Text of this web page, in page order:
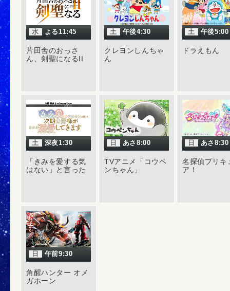
水 よる11:45
片田舎のおっさ
ん、剣聖になるII
土 午後4:30
クレヨンしんちゃ
ん
土 午後5:00
ドラえもん
土 深夜1:30
「きみを愛する気
はない」と言った
日 あさ8:00
TVアニメ「コウペ
ンちゃん」
日 あさ8:30
名探偵プリキ
ア！
日 午前9:30
角醒ハンター オメ
ガホーン